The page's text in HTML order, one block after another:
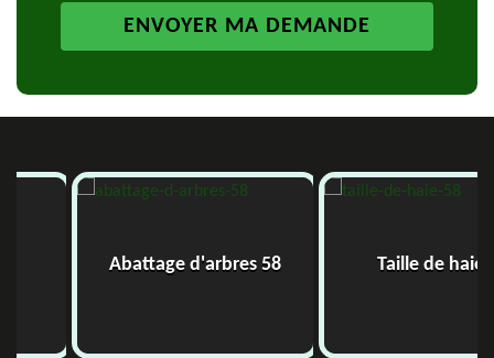
Abattage d'arbres 58 Taille de haie